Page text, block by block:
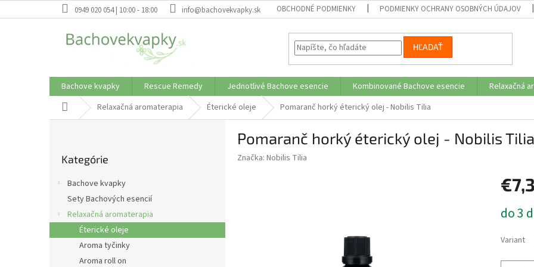
na
0949 020 054 | 10:00 - 18:00 info@bachovekvapky.sk OBCHODNÉ PODMIENKY PODMIENKY OCHRANY OSOBNÝCH ÚDAJOV
HĽADAŤ
Bachove kvapky Rescue Remedy Jednotlivé Bachove esencie Kombinované Bachove esencie Relaxačná
DomovRelaxačná aromaterapia Éterické oleje Pomaranč horký éterický olej - Nobilis Tilia
kategórie
Kategórie
Bachove kvapky
Sety Bachových esencií
Relaxačná aromaterapia
Éterické oleje
Aroma tyčinky
Aroma roll on
Pomaranč horký éterický olej - Nobilis Tilia
Značka: Nobilis Tilia
cena:
do 3
Variant